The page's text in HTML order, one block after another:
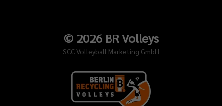
© 2026BR Volleys
SCC Volleyball Marketing GmbH